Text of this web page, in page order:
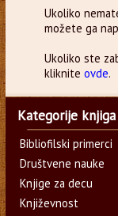
Ukoliko
možete ga
Ukoliko ste
kliknite ovde.
Kategorije knjiga
Bibliofilski primerci
Društvene nauke
Knjige za decu
Književnost